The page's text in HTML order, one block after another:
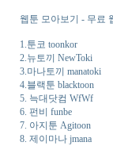
웹툰 모아보기 - 무료
1.툰코 toonkor
2.뉴토끼 NewToki
3.마나토끼 manatoki
4.블랙툰 blacktoon
5. 늑대닷컴 WfWf
6. 펀비 funbe
7. 아지툰 Agitoon
8. 제이마나 jmana